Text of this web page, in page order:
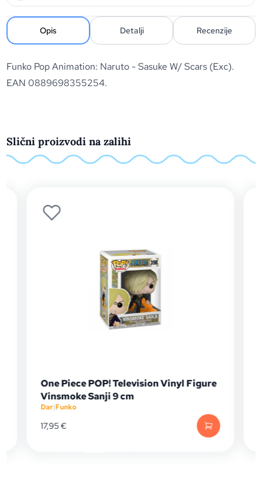
Opis Detalji Recenzije
Funko Pop Animation: Naruto - Sasuke W/ Scars (Exc).
EAN 0889698355254.
Slični proizvodi na zalihi
One Piece POP! Television Vinyl Figure
Vinsmoke Sanji 9 cm
Dar|Funko
17,95€